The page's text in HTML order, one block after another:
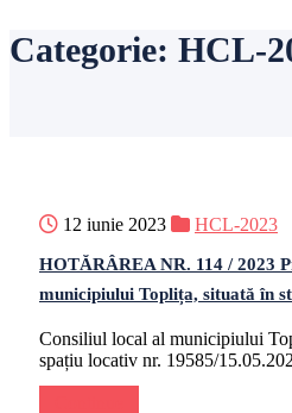
Categorie: HCL-
12 iunie 2023 HCL-2023
HOTĂRÂREA NR. 114 / 2023
municipiului Toplița, situată în
Consiliul local al municipiului
spațiu locativ nr. 19585/